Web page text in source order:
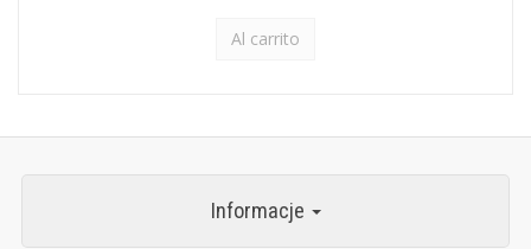
Al carrito
Informacje